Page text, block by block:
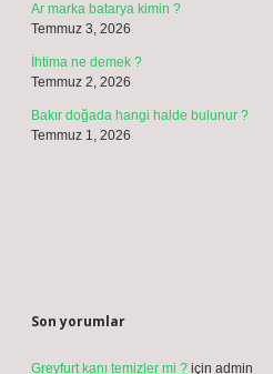
Ar marka batarya kimin ?
Temmuz 3, 2026
İhtima ne demek ?
Temmuz 2, 2026
Bakır doğada hangi halde bulunur ?
Temmuz 1, 2026
Son yorumlar
Greyfurt kanı temizler mi ? için admin